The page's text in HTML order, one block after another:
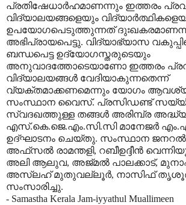
പ്രതിഷേധാര്‍ഹമാണന്നും ഇത്തരം
വിദ്യാലയങ്ങളെയും
ഉപയോഗപെടുത്തുന്നത്
അഭിപ്രായപെട്ടു. വിദ്യാഭ്യാസ
ബന്ധപെട്ട ഉദ്യോഗസ്തരുടെയും
അനുവാദത്തോടെയാണോ ഇത്തരം
വിദ്യാലയങ്ങള്‍ വേദിയാകുന്നതെന്ന്
വ്യക്തമാക്കണമെന്നും യോഗം
സംസ്ഥാന വൈസ്. പ്രസിഡണ്ട്
സ്വദഖത്തുള്ള തങ്ങള്‍ അരിമ്പ്ര
എസ്.കെ.ജെ.എം.സി.സി മാനേജര്‍ എം.എ
ഉദ്ഘാടനം ചെയ്തു. സംസ്ഥാന ജനറല്‍
അഫ്‌സല്‍ രാമന്തളി, റബീഉദ്ദീന്‍
അലി ആലുവ, അജ്മല്‍ പാലക്കാട്, മുനാഫര്‍
അസ്‌ലഹ് മുതുവല്ലൂര്‍, നാസിഫ് തൃശൂര്‍
സംസാരിച്ചു.
- Samastha Kerala Jam-iyyathul Muallimeen